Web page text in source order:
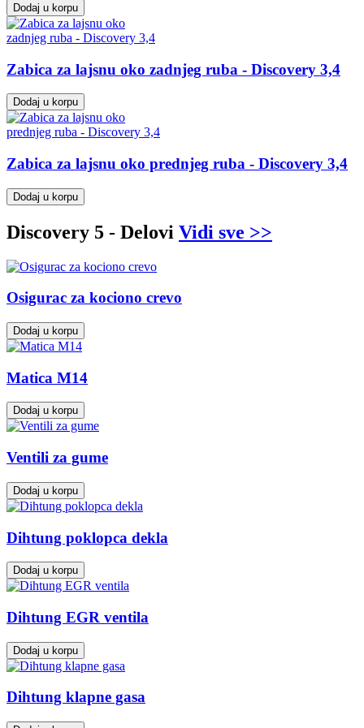
Dodaj u korpu
Zabica za lajsnu oko zadnjeg ruba - Discovery 3,4
Dodaj u korpu
Zabica za lajsnu oko prednjeg ruba - Discovery 3,4
Dodaj u korpu
Discovery 5 - Delovi Vidi sve >>
Osigurac za kociono crevo
Dodaj u korpu
Matica M14
Dodaj u korpu
Ventili za gume
Dodaj u korpu
Dihtung poklopca dekla
Dodaj u korpu
Dihtung EGR ventila
Dodaj u korpu
Dihtung klapne gasa